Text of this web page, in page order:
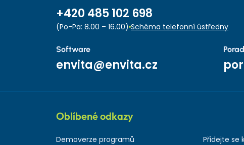
+420 485 102 698
(Po-Pa: 8.00 – 16.00) Schéma telefonní ústředny
Software
envita@envita.cz
Oblíbené odkazy
Demoverze programů
Přidejte se